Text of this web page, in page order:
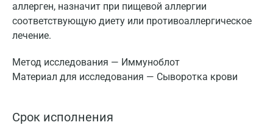
аллерген, назначит при пищевой аллергии
соответствующую диету или противоаллергическое
лечение.
Метод исследования — Иммуноблот
Материал для исследования — Сыворотка крови
Срок исполнения